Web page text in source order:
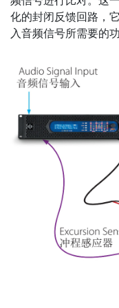
化的封闭反馈回路，
入音频信号所需要的